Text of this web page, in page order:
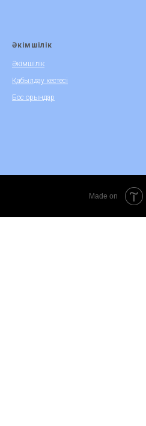
Әкімшілік
Әкімшілік
Қабылдау кестесі
Бос орындар
Made on